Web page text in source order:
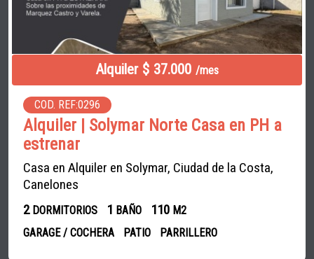
Alquiler $ 37.000 /mes
COD. REF:0296
Alquiler | Solymar Norte Casa en PH a
estrenar
Casa en Alquiler en Solymar, Ciudad de la Costa,
Canelones
2DORMITORIOS 1 BAÑO 110 M2
GARAGE / COCHERA
PATIO PARRILLERO